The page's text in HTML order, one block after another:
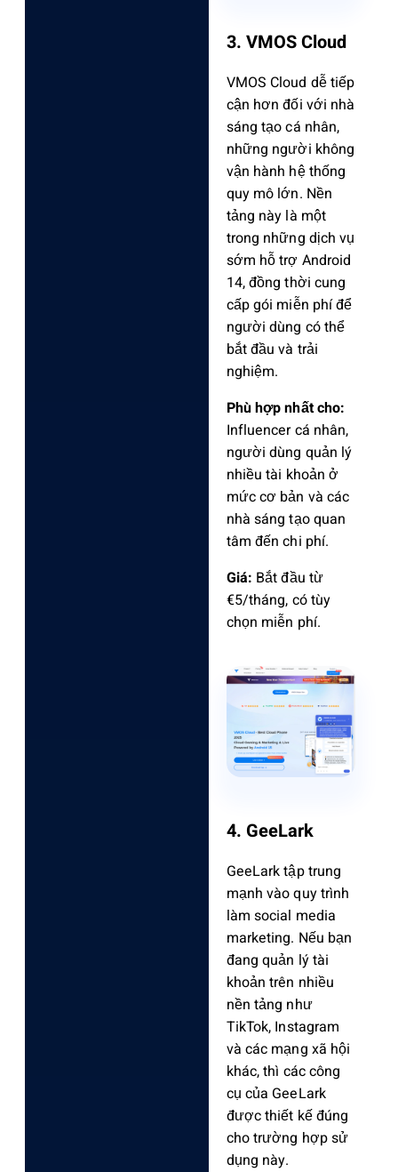
3. VMOS Cloud
VMOS Cloud dễ tiếp
cận hơn đối với nhà
sáng tạo cá nhân,
những người không
vận hành hệ thống
quy mô lớn. Nền
tảng này là một
trong những dịch vụ
sớm hỗ trợ Android
14, đồng thời cung
cấp gói miễn phí để
người dùng có thể
bắt đầu và trải
nghiệm.
Phù hợp nhất cho:
Influencer cá nhân,
người dùng quản lý
nhiều tài khoản ở
mức cơ bản và các
nhà sáng tạo quan
tâm đến chi phí.
Giá: Bắt đầu từ
€5/tháng, có tùy
chọn miễn phí.
4. GeeLark
GeeLark tập trung
mạnh vào quy trình
làm social media
marketing. Nếu bạn
đang quản lý tài
khoản trên nhiều
nền tảng như
TikTok, Instagram
và các mạng xã hội
khác, thì các công
cụ của GeeLark
được thiết kế đúng
cho trường hợp sử
dụng này.